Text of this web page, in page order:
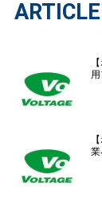
ARTICLE
業